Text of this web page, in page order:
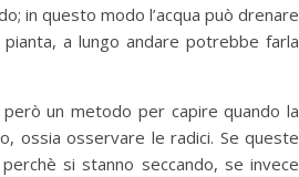
in questo modo l’acqua può drenare
a lungo andare potrebbe farla
un metodo per capire quando la
ossia osservare le radici. Se queste
si stanno seccando, se invece